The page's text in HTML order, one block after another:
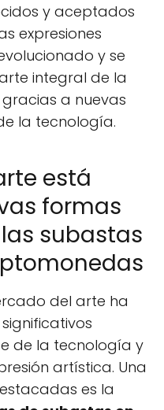
y aceptados
expresiones
y se
integral de la
a nuevas
la tecnología.
está
formas
subastas
del arte ha
de la tecnología y
artística. Una
es la